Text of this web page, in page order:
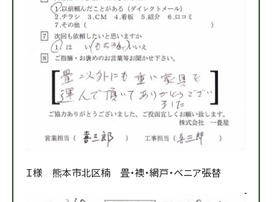
Ｉ様 熊本市北区楠 畳・襖・網戸・ベニア張替